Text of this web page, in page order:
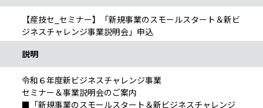
【産技セ_セミナー】「新規事業のスモールスタート＆新ビ
ジネスチャレンジ事業説明会」申込
説明
令和６年度新ビジネスチャレンジ事業
セミナー＆事業説明会のご案内
■「新規事業のスモールスタート＆新ビジネスチャレンジ